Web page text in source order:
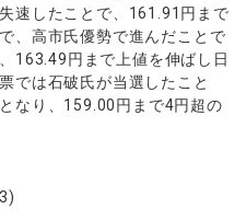
速したことで、161.91円まで
、高市氏優勢で進んだことで
163.49円まで上値を伸ばし日
では石破氏が当選したこと
なり、159.00円まで4円超の